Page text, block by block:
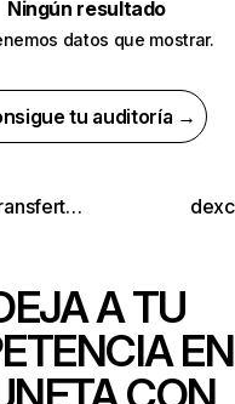
Ningún resultado
datos que mostrar.
tu auditoría →
dexchange-transfert.com
A TU